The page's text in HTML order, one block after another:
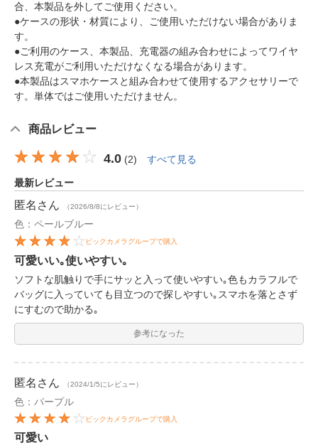
合、本製品を外してご使用ください。
●ケースの形状・材質により、ご使用いただけない場合がありま
す。
●ご利用のケース、本製品、充電器の組み合わせによってワイヤ
レス充電がご利用いただけなくなる場合があります。
●本製品はスマホケースと組み合わせて使用するアクセサリーで
す。単体ではご使用いただけません。
商品レビュー
4.0 (2) すべて見る
最新レビュー
匿名 さん （2026/8/8にレビュー）
色：ペールブルー
ビックカメラグループで購入
可愛いい｡使いやすい｡
ソフトな肌触りで手にサッと入って使いやすい｡色もカラフルで
バッグに入っていても目立つので探しやすい｡スマホを落とさず
にすむので助かる｡
参考になった
匿名 さん （2024/1/5にレビュー）
色：パープル
ビックカメラグループで購入
可愛い